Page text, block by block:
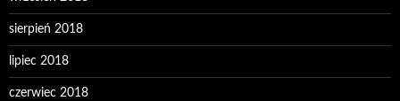
sierpień 2018
lipiec 2018
czerwiec 2018